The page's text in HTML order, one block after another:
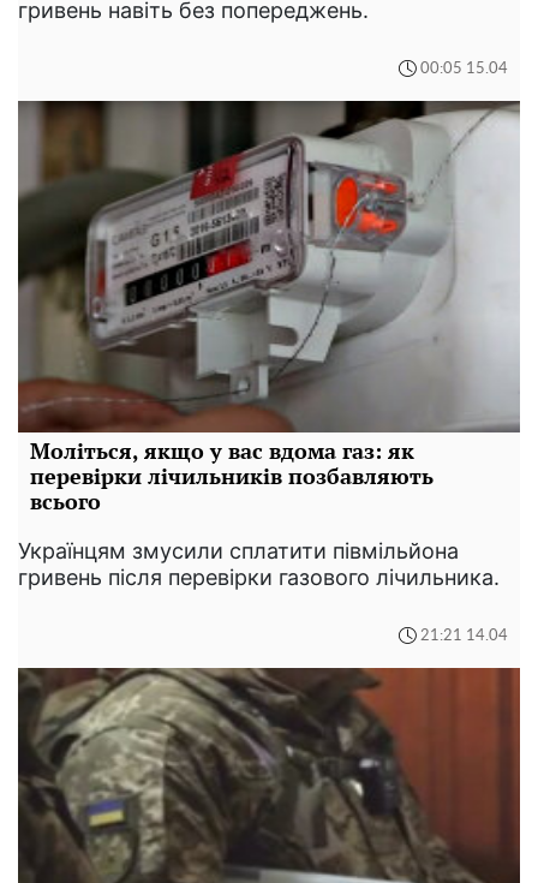
гривень навіть без попереджень.
00:05 15.04
Моліться, якщо у вас вдома газ: як
перевірки лічильників позбавляють
всього
Українцям змусили сплатити півмільйона
гривень після перевірки газового лічильника.
21:21 14.04